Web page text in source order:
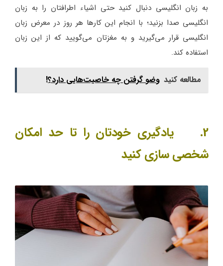
به زبان انگلیسی دنبال کنید حتی اشیاء اطرافتان را به زبان
انگلیسی صدا بزنید؛ با انجام این کارها هر روز در معرض زبان
انگلیسی قرار می‌گیرید و به مغزتان می‌گویید که از این زبان
استفاده کند.
مطالعه کنید وضو گرفتن چه خاصیت‌هایی دارد؟!
2. یادگیری خودتان را تا حد امکان
شخصی سازی کنید